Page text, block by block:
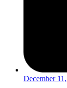
December